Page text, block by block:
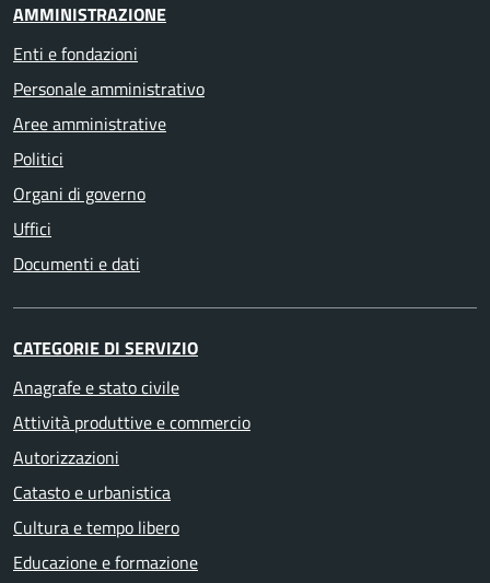
AMMINISTRAZIONE
Enti e fondazioni
Personale amministrativo
Aree amministrative
Politici
Organi di governo
Uffici
Documenti e dati
CATEGORIE DI SERVIZIO
Anagrafe e stato civile
Attività produttive e commercio
Autorizzazioni
Catasto e urbanistica
Cultura e tempo libero
Educazione e formazione